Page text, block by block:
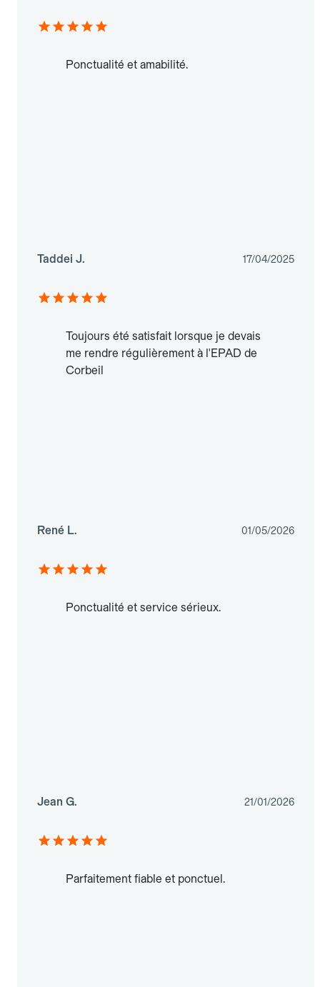
Ponctualité et amabilité.
Taddei J. 17/04/2025
Toujours été satisfait lorsque je devais
me rendre régulièrement à l'EPAD de
Corbeil
René L. 01/05/2026
Ponctualité et service sérieux.
Jean G. 21/01/2026
Parfaitement fiable et ponctuel.